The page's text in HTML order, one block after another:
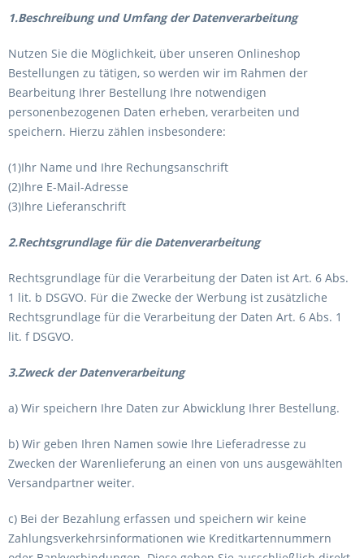
1.Beschreibung und Umfang der Datenverarbeitung
Nutzen Sie die Möglichkeit, über unseren Onlineshop
Bestellungen zu tätigen, so werden wir im Rahmen der
Bearbeitung Ihrer Bestellung Ihre notwendigen
personenbezogenen Daten erheben, verarbeiten und
speichern. Hierzu zählen insbesondere:
(1)Ihr Name und Ihre Rechungsanschrift
(2)Ihre E-Mail-Adresse
(3)Ihre Lieferanschrift
2.Rechtsgrundlage für die Datenverarbeitung
Rechtsgrundlage für die Verarbeitung der Daten ist Art. 6 Abs.
1 lit. b DSGVO. Für die Zwecke der Werbung ist zusätzliche
Rechtsgrundlage für die Verarbeitung der Daten Art. 6 Abs. 1
lit. f DSGVO.
3.Zweck der Datenverarbeitung
a) Wir speichern Ihre Daten zur Abwicklung Ihrer Bestellung.
b) Wir geben Ihren Namen sowie Ihre Lieferadresse zu
Zwecken der Warenlieferung an einen von uns ausgewählten
Versandpartner weiter.
c) Bei der Bezahlung erfassen und speichern wir keine
Zahlungsverkehrsinformationen wie Kreditkartennummern